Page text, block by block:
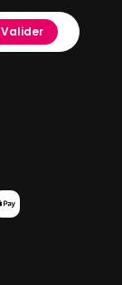
Valider